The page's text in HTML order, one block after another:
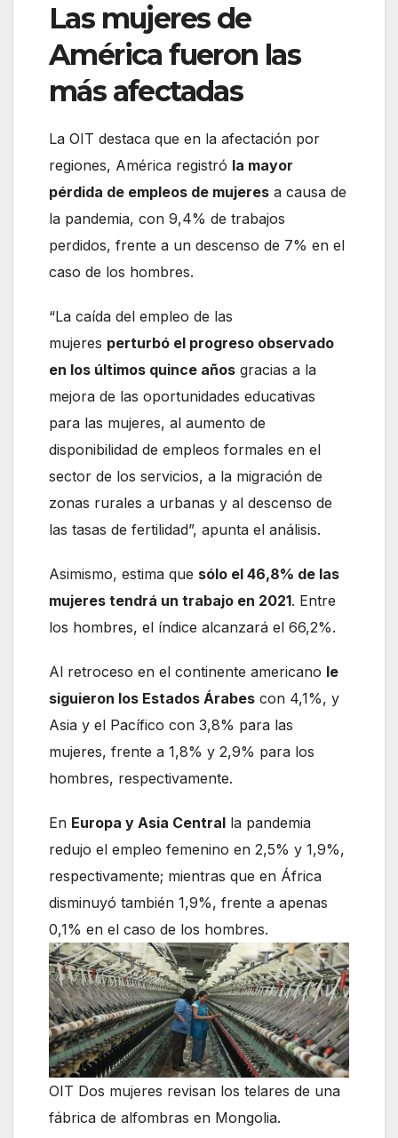
Las mujeres de
América fueron las
más afectadas
La OIT destaca que en la afectación por
regiones, América registró la mayor
pérdida de empleos de mujeres a causa de
la pandemia, con 9,4% de trabajos
perdidos, frente a un descenso de 7% en el
caso de los hombres.
“La caída del empleo de las
mujeres perturbó el progreso observado
en los últimos quince años gracias a la
mejora de las oportunidades educativas
para las mujeres, al aumento de
disponibilidad de empleos formales en el
sector de los servicios, a la migración de
zonas rurales a urbanas y al descenso de
las tasas de fertilidad”, apunta el análisis.
Asimismo, estima que sólo el 46,8% de las
mujeres tendrá un trabajo en 2021. Entre
los hombres, el índice alcanzará el 66,2%.
Al retroceso en el continente americano le
siguieron los Estados Árabes con 4,1%, y
Asia y el Pacífico con 3,8% para las
mujeres, frente a 1,8% y 2,9% para los
hombres, respectivamente.
En Europa y Asia Central la pandemia
redujo el empleo femenino en 2,5% y 1,9%,
respectivamente; mientras que en África
disminuyó también 1,9%, frente a apenas
0,1% en el caso de los hombres.
OIT Dos mujeres revisan los telares de una
fábrica de alfombras en Mongolia.